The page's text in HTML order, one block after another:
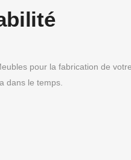
pour la fabrication de
dans le temps.